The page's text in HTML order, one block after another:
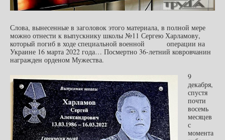
Слова, вынесенные в заголовок этого материала, в полной мере
можно отнести к выпускнику школы №11 Сергею Харламову,
который погиб в ходе специальной военной операции на
Украине 16 марта 2022 года… Посмертно 36-летний ковровчанин
награжден орденом Мужества.
9
декабря,
спустя
почти
восемь
месяцев
с
момента